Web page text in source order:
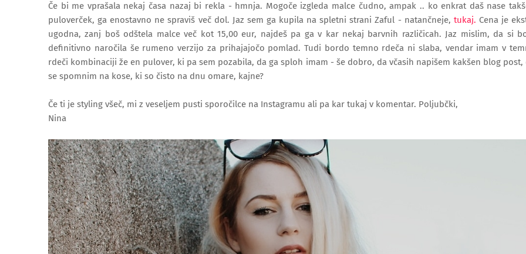
Če bi me vprašala nekaj časa nazaj bi rekla - hmnja. Mogoče izgleda malce čudno, ampak .. ko enkrat daš nase
puloverček, ga enostavno ne spraviš več dol. Jaz sem ga kupila na spletni strani Zaful - natančneje, tukaj. Cena je
ugodna, zanj boš odštela malce več kot 15,00 eur, najdeš pa ga v kar nekaj barvnih različicah. Jaz mislim, da si
definitivno naročila še rumeno verzijo za prihajajočo pomlad. Tudi bordo temno rdeča ni slaba, vendar imam v
rdeči kombinaciji že en pulover, ki pa sem pozabila, da ga sploh imam - še dobro, da včasih napišem kakšen blog post,
se spomnim na kose, ki so čisto na dnu omare, kajne?
Če ti je styling všeč, mi z veseljem pusti sporočilce na Instagramu ali pa kar tukaj v komentar. Poljubčki,
Nina